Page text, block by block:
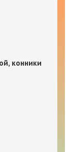
конники